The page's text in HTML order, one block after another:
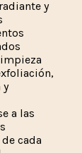
y
y
a las
cada